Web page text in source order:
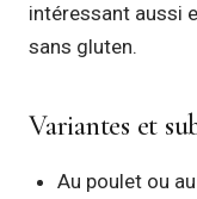
intéressant aussi
sans gluten.
Variantes et
Au poulet ou